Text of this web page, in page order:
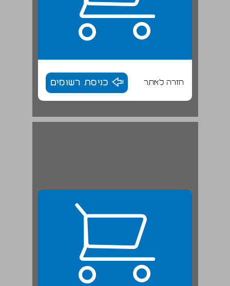
חזרה לאתר כניסת רשומים